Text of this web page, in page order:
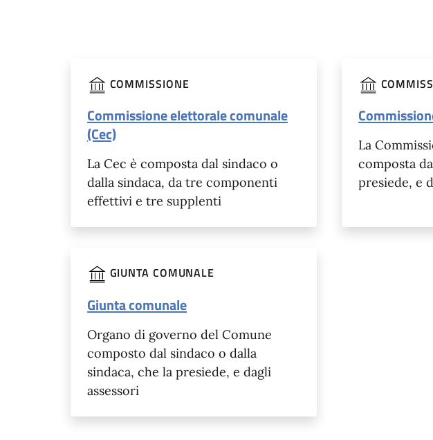
COMMISSIONE
Commissione elettorale comunale
(Cec)
La Cec è composta dal sindaco o
dalla sindaca, da tre componenti
effettivi e tre supplenti
La
composta
presiede, e
GIUNTA COMUNALE
Giunta comunale
Organo di governo del Comune
composto dal sindaco o dalla
sindaca, che la presiede, e dagli
assessori